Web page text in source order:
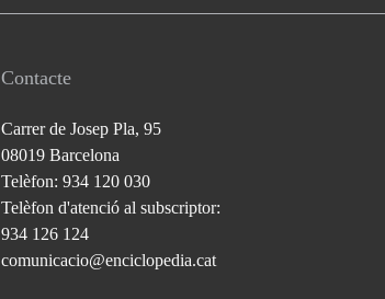
Contacte
Carrer de Josep Pla, 95
08019 Barcelona
Telèfon: 934 120 030
Telèfon d'atenció al subscriptor:
934 126 124
comunicacio@enciclopedia.cat